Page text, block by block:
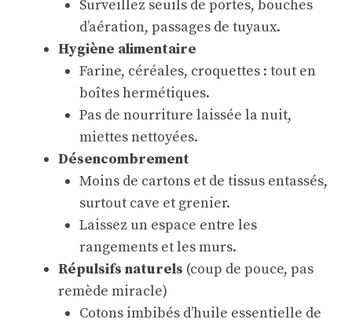
Surveillez seuils de portes, bouches
d’aération, passages de tuyaux.
Hygiène alimentaire
Farine, céréales, croquettes : tout en
boîtes hermétiques.
Pas de nourriture laissée la nuit,
miettes nettoyées.
Désencombrement
Moins de cartons et de tissus entassés,
surtout cave et grenier.
Laissez un espace entre les
rangements et les murs.
Répulsifs naturels (coup de pouce, pas
remède miracle)
Cotons imbibés d’huile essentielle de